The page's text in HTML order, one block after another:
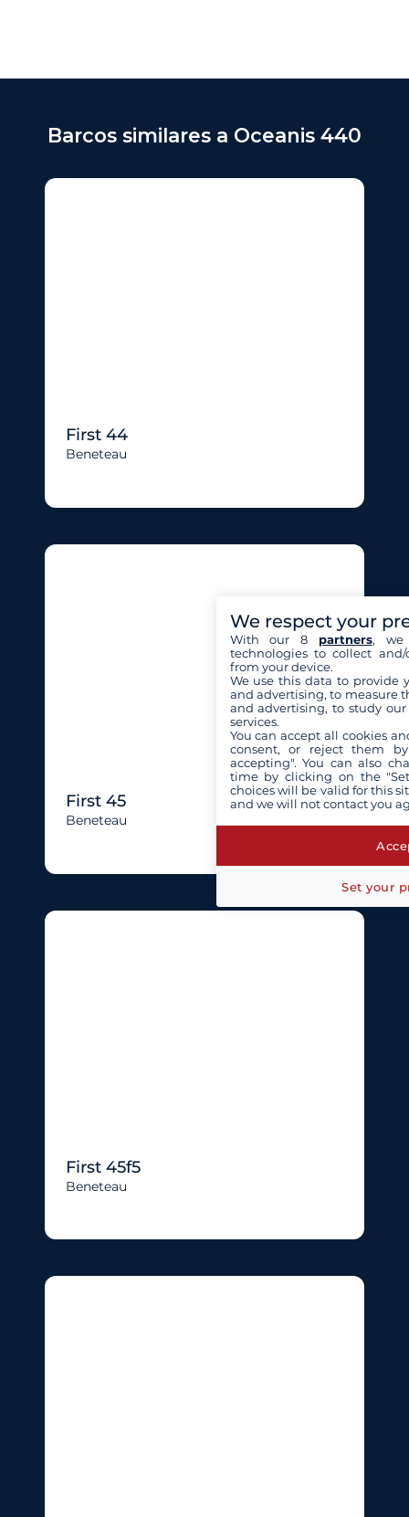
Barcos similares a Oceanis 440
First 44
Beneteau
First 45
Beneteau
First 45f5
Beneteau
We respect your
With our 8 partners, we
technologies to collect
from your device.
We use this data to provide
and advertising, to measure
and advertising, to study
services.
You can accept all cookies
consent, or reject them
accepting". You can also
time by clicking on the
choices will be valid for this
and we will not contact you
Set your